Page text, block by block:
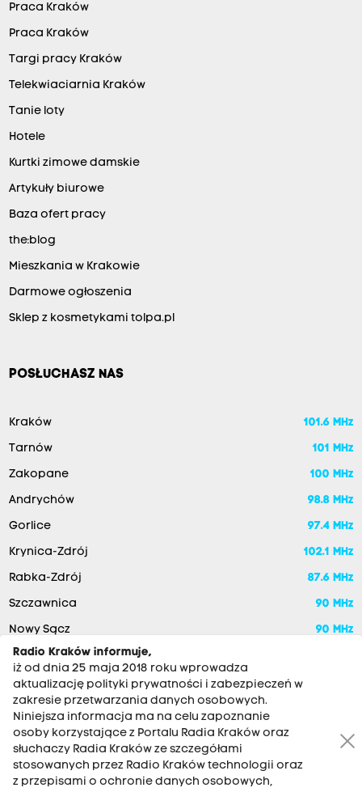
Praca Kraków
Praca Kraków
Targi pracy Kraków
Telekwiaciarnia Kraków
Tanie loty
Hotele
Kurtki zimowe damskie
Artykuły biurowe
Baza ofert pracy
the:blog
Mieszkania w Krakowie
Darmowe ogłoszenia
Sklep z kosmetykami tolpa.pl
POSŁUCHASZ NAS
Kraków 101.6 MHz
Tarnów 101 MHz
Zakopane 100 MHz
Andrychów 98.8 MHz
Gorlice 97.4 MHz
Krynica-Zdrój 102.1 MHz
Rabka-Zdrój 87.6 MHz
Szczawnica 90 MHz
Nowy Sącz 90 MHz
RADIO KRAKÓW SA. Aleja Juliusza Słowackiego 22, 30-007
Radio Kraków informuje,
iż od dnia 25 maja 2018 roku wprowadza
aktualizację polityki prywatności i zabezpieczeń w
zakresie przetwarzania danych osobowych.
Niniejsza informacja ma na celu zapoznanie
osoby korzystające z Portalu Radia Kraków oraz
słuchaczy Radia Kraków ze szczegółami
stosowanych przez Radio Kraków technologii oraz
z przepisami o ochronie danych osobowych,